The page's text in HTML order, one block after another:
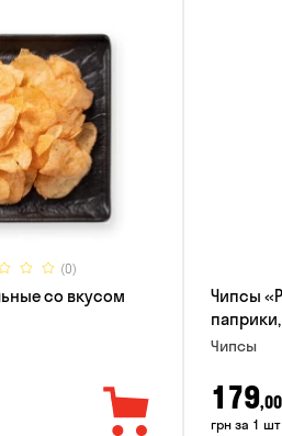
(0)
со вкусом
Чипсы
паприки,
Чипсы
179,00
грн за 1 шт